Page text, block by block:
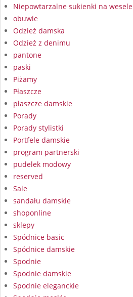
Niepowtarzalne sukienki na wesele
obuwie
Odzież damska
Odzież z denimu
pantone
paski
Piżamy
Płaszcze
płaszcze damskie
Porady
Porady stylistki
Portfele damskie
program partnerski
pudelek modowy
reserved
Sale
sandału damskie
shoponline
sklepy
Spódnice basic
Spódnice damskie
Spodnie
Spodnie damskie
Spodnie eleganckie